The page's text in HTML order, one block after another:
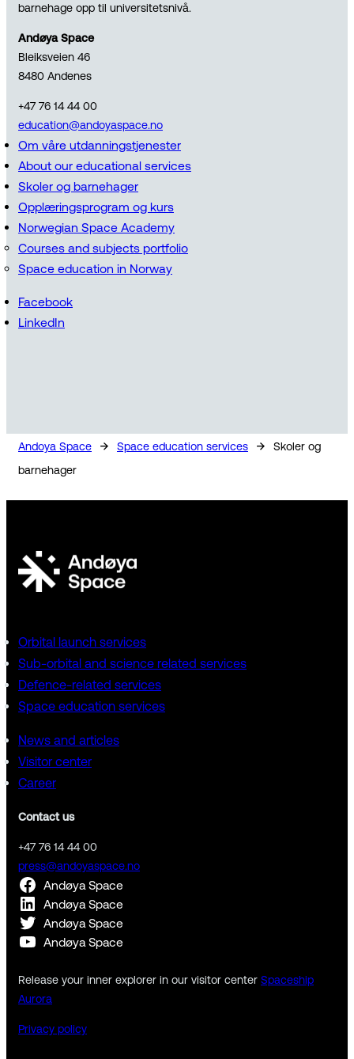
barnehage opp til universitetsnivå.
Andøya Space
Bleiksveien 46
8480 Andenes
+47 76 14 44 00
education@andoyaspace.no
Om våre utdanningstjenester
About our educational services
Skoler og barnehager
Opplæringsprogram og kurs
Norwegian Space Academy
Courses and subjects portfolio
Space education in Norway
Facebook
LinkedIn
Andoya Space → Space education services →
Skoler og
barnehager
Orbital launch services
Sub-orbital and science related services
Defence-related services
Space education services
News and articles
Visitor center
Career
Contact us
+47 76 14 44 00
press@andoyaspace.no
Andøya Space
Andøya Space
Andøya Space
Andøya Space
Release your inner explorer in our visitor center Spaceship
Aurora
Privacy policy